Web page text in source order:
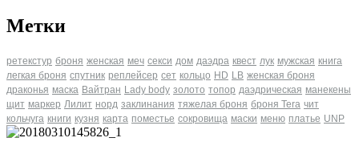
Метки
ретекстур броня женская меч секси дом даэдра квест лук мужская книга
легкая броня спутник реплейсер сет кольцо HD LB женская броня
драконья маска Вайтран Lady body золото топор даэдрическая манекены
щит маркер Лилит норд заклинания тяжелая броня броня Tera чит
кольчуга книги кузня карта поместье сокровища маски меню платье UNP